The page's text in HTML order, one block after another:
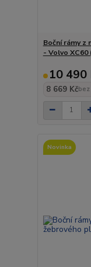
Boční rámy
- Volvo XC60
10 490
8 669 Kčbez
Novinka